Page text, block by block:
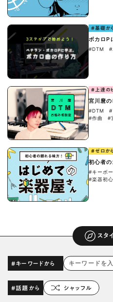
#基礎か
ボカロP
#DTM #
#上達の
宮川麿
#DTM #
#作曲
#
#ゼロか
初心者
#キーボ
#楽器初
スタ
#キーワードから
#話題から シャッフル